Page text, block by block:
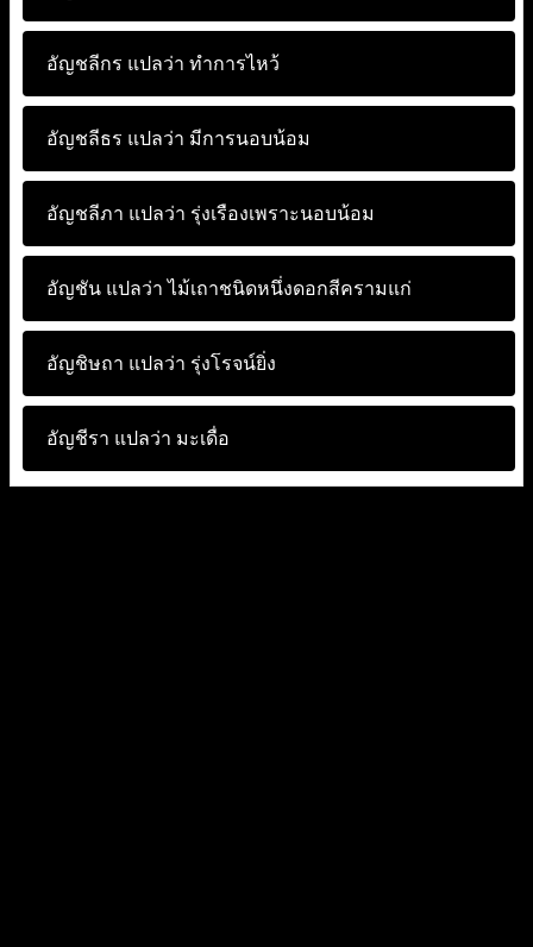
อัญชลีกร แปลว่า ทำการไหว้
อัญชลีธร แปลว่า มีการนอบน้อม
อัญชลีภา แปลว่า รุ่งเรืองเพราะนอบน้อม
อัญชัน แปลว่า ไม้เถาชนิดหนึ่งดอกสีครามแก่
อัญชิษถา แปลว่า รุ่งโรจน์ยิ่ง
อัญชีรา แปลว่า มะเดื่อ